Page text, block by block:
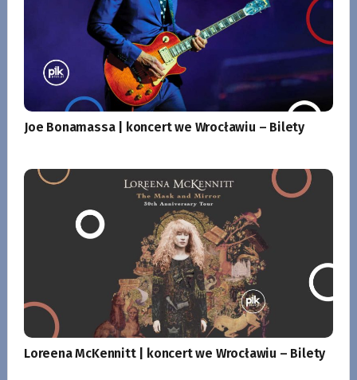
Joe Bonamassa | koncert we Wrocławiu – Bilety
Loreena McKennitt | koncert we Wrocławiu – Bilety